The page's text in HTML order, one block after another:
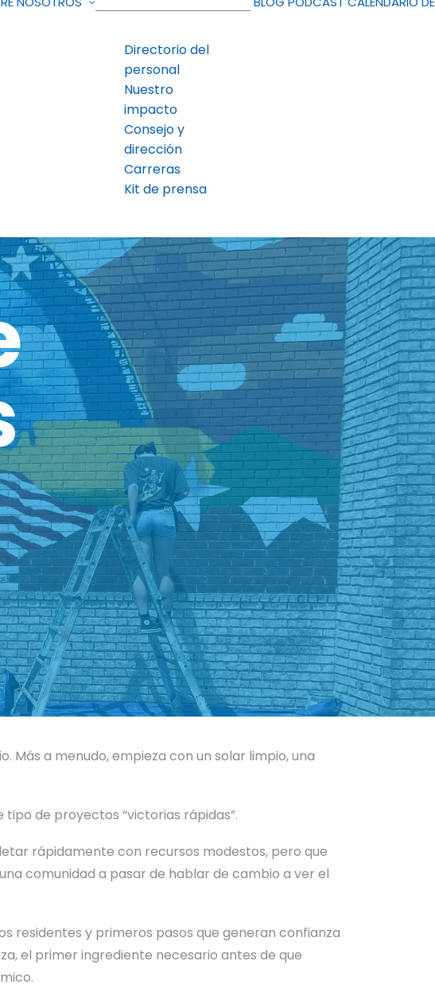
Directorio del
personal
Nuestro
impacto
Consejo y
dirección
Carreras
Kit de prensa
Más a menudo, empieza con un solar limpio, una
tipo de proyectos “victorias rápidas”.
rápidamente con recursos modestos, pero que
comunidad a pasar de hablar de cambio a ver el
residentes y primeros pasos que generan confianza
el primer ingrediente necesario antes de que